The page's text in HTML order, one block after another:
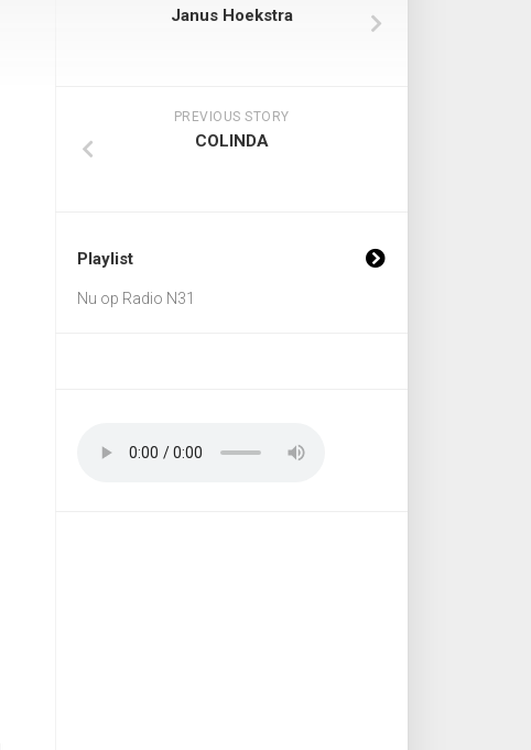
Janus Hoekstra
PREVIOUS STORY
COLINDA
Playlist
Nu op Radio N31